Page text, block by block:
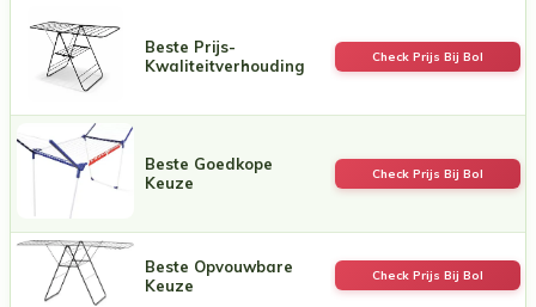
Beste Prijs-
Kwaliteitverhouding
Check Prijs Bij Bol
Beste Goedkope
Keuze
Check Prijs Bij Bol
Beste Opvouwbare
Keuze
Check Prijs Bij Bol